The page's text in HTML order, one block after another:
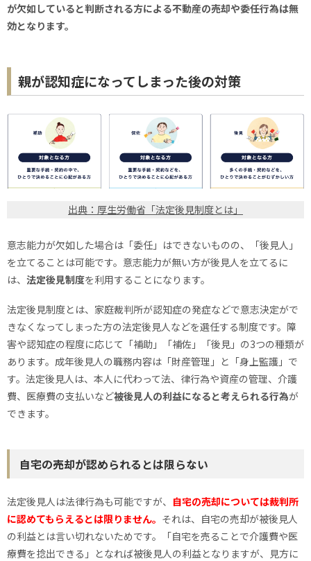
が欠如していると判断される方による不動産の売却や委任行為は無
効となります。
親が認知症になってしまった後の対策
出典：厚生労働省「法定後見制度とは」
意志能力が欠如した場合は「委任」はできないものの、「後見人」
を立てることは可能です。意志能力が無い方が後見人を立てるに
は、 法定後見制度を利用することになります。
法定後見制度とは、家庭裁判所が認知症の発症などで意志決定がで
きなくなってしまった方の法定後見人などを選任する制度です。障
害や認知症の程度に応じて「補助」「補佐」「後見」の3つの種類が
あります。成年後見人の職務内容は「財産管理」と「身上監護」で
す。法定後見人は、本人に代わって法、律行為や資産の管理、介護
費、医療費の支払いなど被後見人の利益になると考えられる行為が
できます。
自宅の売却が認められるとは限らない
法定後見人は法律行為も可能ですが、 自宅の売却については裁判所
に認めてもらえるとは限りません。 それは、自宅の売却が被後見人
の利益とは言い切れないためです。「自宅を売ることで介護費や医
療費を捻出できる」となれば被後見人の利益となりますが、見方に